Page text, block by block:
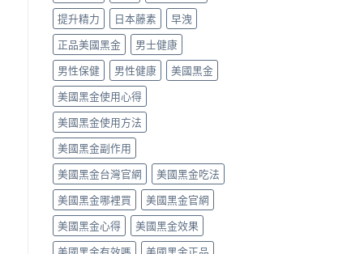
提升精力
日本藤素
早洩
正品美國黑金
男士健康
男性保健
男性健康
美國黑金
美國黑金使用心得
美國黑金使用方法
美國黑金副作用
美國黑金台灣官網
美國黑金吃法
美國黑金哪裡買
美國黑金官網
美國黑金心得
美國黑金效果
美國黑金有效嗎
美國黑金正品